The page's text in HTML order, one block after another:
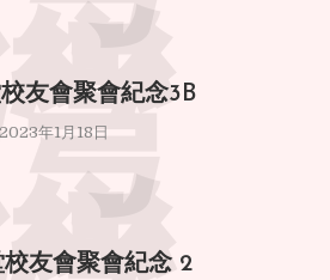
友會聚會紀念3B
2023年1月18日
友會聚會紀念 2